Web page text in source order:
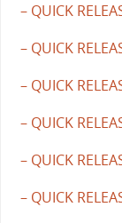
– QUICK
– QUICK
– QUICK
– QUICK
– QUICK
– QUICK